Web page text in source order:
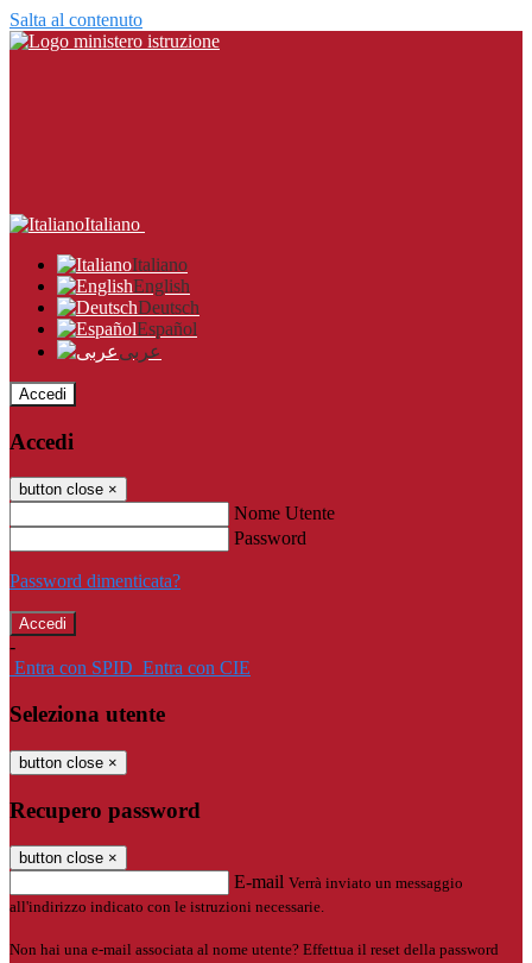
Salta al contenuto
Italiano
Italiano
English
Deutsch
Español
عربى
Accedi
Accedi
button close ×
Nome Utente
Password
Password dimenticata?
-
Entra con SPID Entra con CIE
Seleziona utente
button close ×
Recupero password
button close ×
E-mail Verrà inviato un messaggio
all'indirizzo indicato con le istruzioni necessarie.
Non hai una e-mail associata al nome utente? Effettua il reset della password